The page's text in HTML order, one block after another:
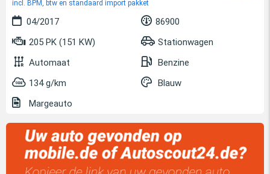
incl. BPM, btw en standaard import pakket
04/2017
86900
205 PK (151 KW)
Stationwagen
Automaat
Benzine
134 g/km
Blauw
Margeauto